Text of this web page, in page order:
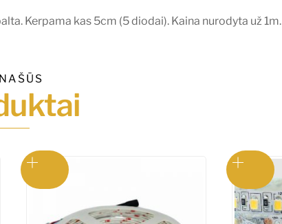
už
Kerpama kas 5cm (5 diodai). Kaina nurodyta už 1m.